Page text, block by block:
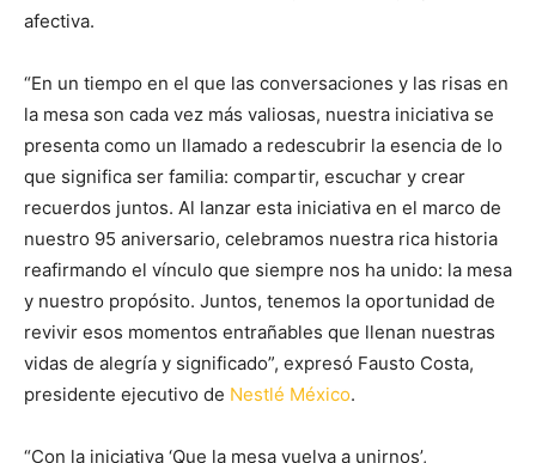
afectiva.
“En un tiempo en el que las conversaciones y las risas en
la mesa son cada vez más valiosas, nuestra iniciativa se
presenta como un llamado a redescubrir la esencia de lo
que significa ser familia: compartir, escuchar y crear
recuerdos juntos. Al lanzar esta iniciativa en el marco de
nuestro 95 aniversario, celebramos nuestra rica historia
reafirmando el vínculo que siempre nos ha unido: la mesa
y nuestro propósito. Juntos, tenemos la oportunidad de
revivir esos momentos entrañables que llenan nuestras
vidas de alegría y significado”, expresó Fausto Costa,
presidente ejecutivo de Nestlé México.
“Con la iniciativa ‘Que la mesa vuelva a unirnos’,